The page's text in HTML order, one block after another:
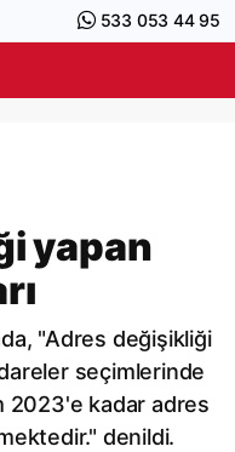
533 053 44 95
yapan
"Adres değişikliği
seçimlerinde
2023'e kadar adres
denildi.